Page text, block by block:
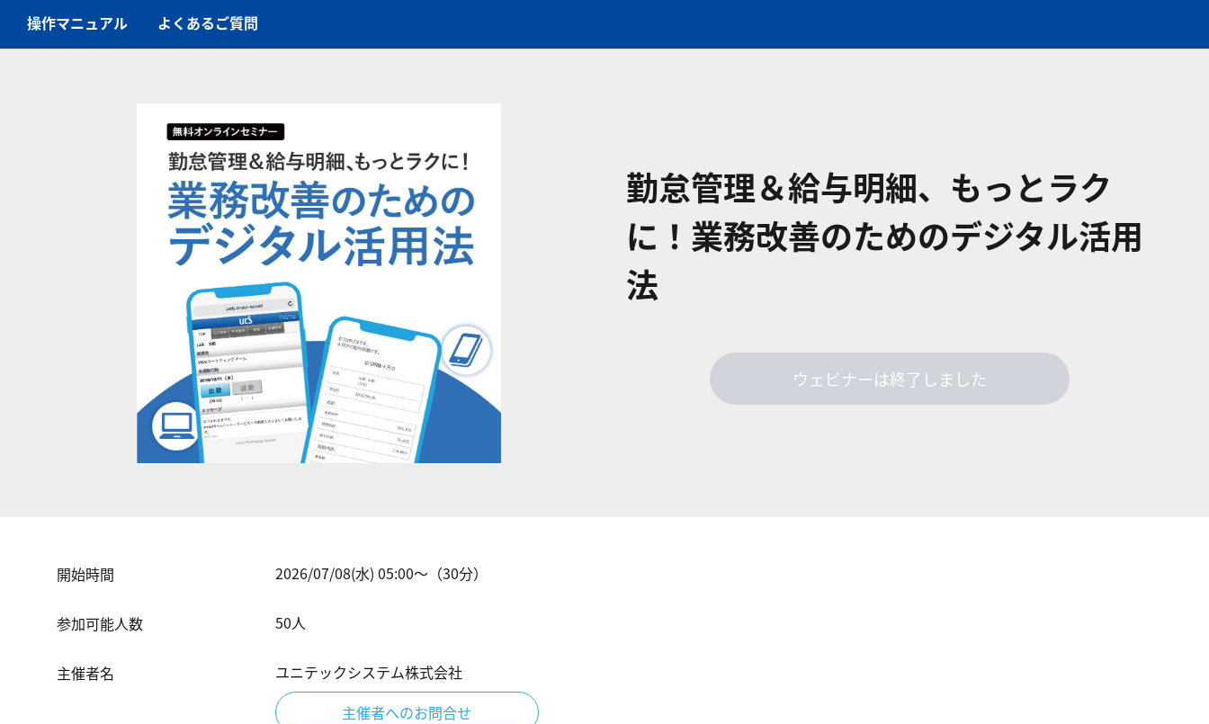
操作マニュアル よくあるご質問
勤怠管理＆給与明細、もっとラク
に！業務改善のためのデジタル活用
法
ウェビナーは終了しました
開始時間 2026/07/08(水) 05:00〜（30分）
参加可能人数 50人
主催者名
ユニテックシステム株式会社
主催者へのお問合せ